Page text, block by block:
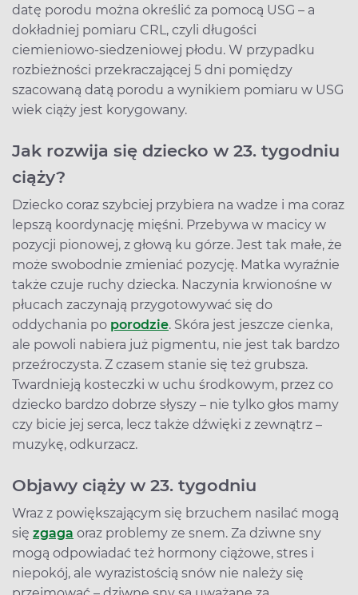
datę porodu można określić za pomocą USG – a
dokładniej pomiaru CRL, czyli długości
ciemieniowo-siedzeniowej płodu. W przypadku
rozbieżności przekraczającej 5 dni pomiędzy
szacowaną datą porodu a wynikiem pomiaru w USG
wiek ciąży jest korygowany.
Jak rozwija się dziecko w 23. tygodniu
ciąży?
Dziecko coraz szybciej przybiera na wadze i ma coraz
lepszą koordynację mięśni. Przebywa w macicy w
pozycji pionowej, z głową ku górze. Jest tak małe, że
może swobodnie zmieniać pozycję. Matka wyraźnie
także czuje ruchy dziecka. Naczynia krwionośne w
płucach zaczynają przygotowywać się do
oddychania po porodzie. Skóra jest jeszcze cienka,
ale powoli nabiera już pigmentu, nie jest tak bardzo
przeźroczysta. Z czasem stanie się też grubsza.
Twardnieją kosteczki w uchu środkowym, przez co
dziecko bardzo dobrze słyszy – nie tylko głos mamy
czy bicie jej serca, lecz także dźwięki z zewnątrz –
muzykę, odkurzacz.
Objawy ciąży w 23. tygodniu
Wraz z powiększającym się brzuchem nasilać mogą
się zgaga oraz problemy ze snem. Za dziwne sny
mogą odpowiadać też hormony ciążowe, stres i
niepokój, ale wyrazistością snów nie należy się